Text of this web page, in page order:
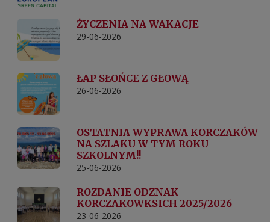
ŻYCZENIA NA WAKACJE
29-06-2026
ŁAP SŁOŃCE Z GŁOWĄ
26-06-2026
OSTATNIA WYPRAWA KORCZAKÓW
NA SZLAKU W TYM ROKU
SZKOLNYM!!
25-06-2026
ROZDANIE ODZNAK
KORCZAKOWKSICH 2025/2026
23-06-2026